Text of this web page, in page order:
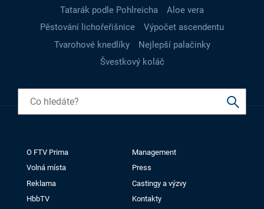
Tatarák podle Pohlreicha
Aloe vera
Pěstování lichořeřišnice
Výpočet ascendentu
Tvarohové knedlíky
Nejlepší palačinky
Švestkový koláč
O FTV Prima
Management
Volná místa
Press
Reklama
Castingy a výzvy
HbbTV
Kontakty